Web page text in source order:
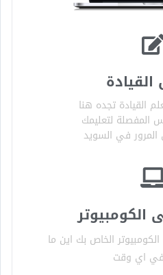
القيادة تجده هنا
المفصلة لتعليمك
المرور في السويد
الكومبيوتر
الخاص بك اين ما
اي وقت